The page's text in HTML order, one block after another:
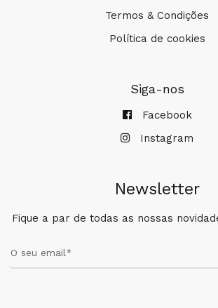
Termos & Condições
Política de cookies
Siga-nos
Facebook
Instagram
Newsletter
Fique a par de todas as nossas